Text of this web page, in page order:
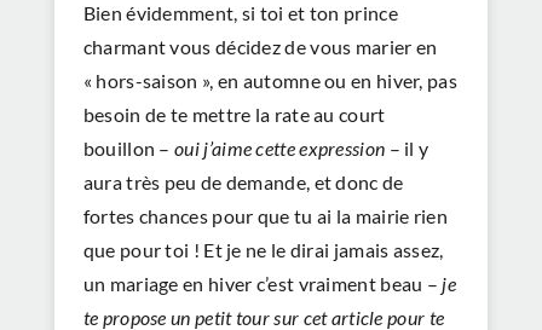
Bien évidemment, si toi et ton prince
charmant vous décidez de vous marier en
« hors-saison », en automne ou en hiver, pas
besoin de te mettre la rate au court
bouillon –oui j’aime cette expression – il y
aura très peu de demande, et donc de
fortes chances pour que tu ai la mairie rien
que pour toi ! Et je ne le dirai jamais assez,
un mariage en hiver c’est vraiment beau – je
te propose un petit tour sur cet article pour te